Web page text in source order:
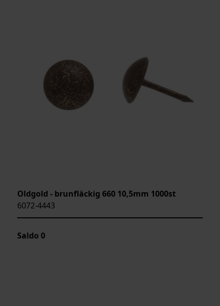
Oldgold - brunfläckig 660 10,5mm 1000st
6072-4443
Saldo 0